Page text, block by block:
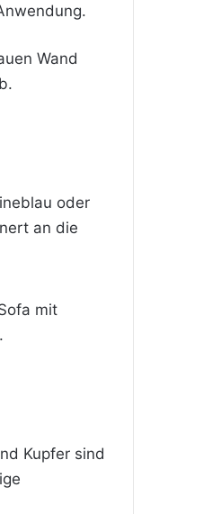
Wand
oder
an die
mit
Kupfer sind